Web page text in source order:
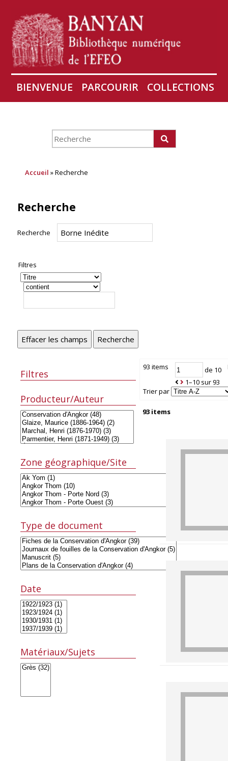
BIENVENUE PARCOURIR
COLLECTIONS
AIRES
CONSERVATION D'ANGKOR
Accueil » Recherche
Recherche
Recherche
Filtres
Effacer les champs Recherche
93 items
de 10
1–10 sur 93
Trier par
93 items
Filtres
Producteur/Auteur
Zone géographique/Site
Type de document
Date
Matériaux/Sujets